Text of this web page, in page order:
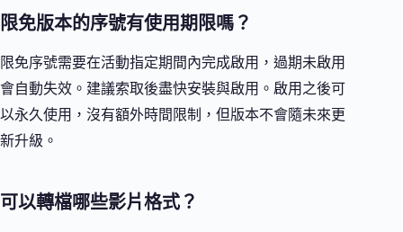
限免版本的序號有使用期限嗎？
限免序號需要在活動指定期間內完成啟用，過期未啟用
會自動失效。建議索取後盡快安裝與啟用。啟用之後可
以永久使用，沒有額外時間限制，但版本不會隨未來更
新升級。
可以轉檔哪些影片格式？